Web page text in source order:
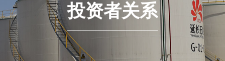
投资者关系